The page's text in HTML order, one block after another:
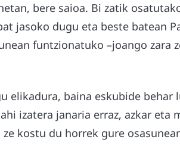
bere saioa. Bi zatik
jasoko dugu eta beste batean
funtzionatuko –joango zara
elikadura, baina eskubide behar
izatera janaria erraz, azkar eta
kostu du horrek gure